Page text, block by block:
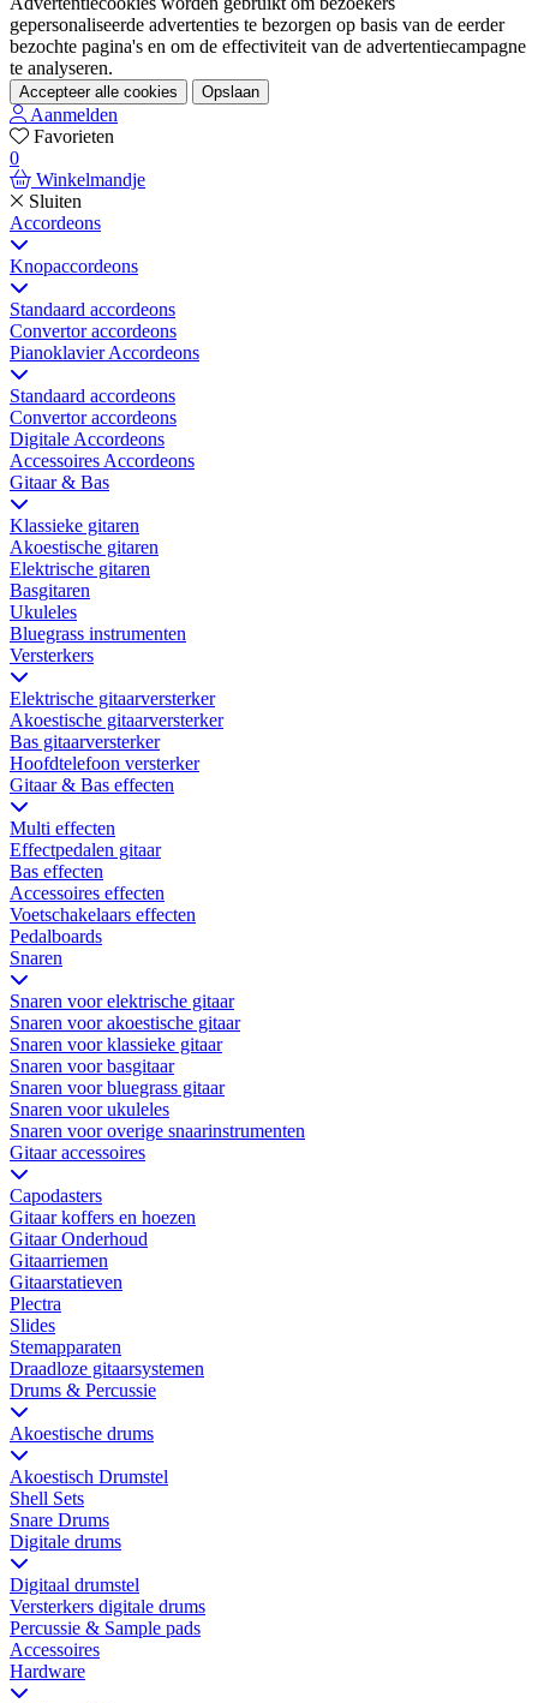
gepersonaliseerde advertenties te bezorgen op basis van de eerder
bezochte pagina's en om de effectiviteit van de advertentiecampagne
te analyseren.
Accepteer alle cookies Opslaan
Aanmelden
Favorieten
0
Winkelmandje
Sluiten
Accordeons
Knopaccordeons
Standaard accordeons
Convertor accordeons
Pianoklavier Accordeons
Standaard accordeons
Convertor accordeons
Digitale Accordeons
Accessoires Accordeons
Gitaar & Bas
Klassieke gitaren
Akoestische gitaren
Elektrische gitaren
Basgitaren
Ukuleles
Bluegrass instrumenten
Versterkers
Elektrische gitaarversterker
Akoestische gitaarversterker
Bas gitaarversterker
Hoofdtelefoon versterker
Gitaar & Bas effecten
Multi effecten
Effectpedalen gitaar
Bas effecten
Accessoires effecten
Voetschakelaars effecten
Pedalboards
Snaren
Snaren voor elektrische gitaar
Snaren voor akoestische gitaar
Snaren voor klassieke gitaar
Snaren voor basgitaar
Snaren voor bluegrass gitaar
Snaren voor ukuleles
Snaren voor overige snaarinstrumenten
Gitaar accessoires
Capodasters
Gitaar koffers en hoezen
Gitaar Onderhoud
Gitaarriemen
Gitaarstatieven
Plectra
Slides
Stemapparaten
Draadloze gitaarsystemen
Drums & Percussie
Akoestische drums
Akoestisch Drumstel
Shell Sets
Snare Drums
Digitale drums
Digitaal drumstel
Versterkers digitale drums
Percussie & Sample pads
Accessoires
Hardware